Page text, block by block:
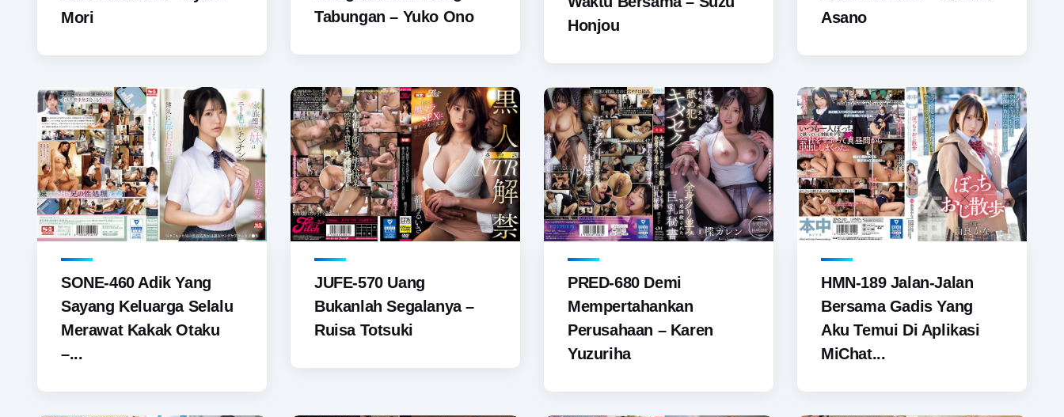
Mori
Tabungan – Yuko Ono
Honjou
Asano
SONE-460 Adik Yang
Sayang Keluarga Selalu
Merawat Kakak Otaku
–...
JUFE-570 Uang
Bukanlah Segalanya –
Ruisa Totsuki
PRED-680 Demi
Mempertahankan
Perusahaan – Karen
Yuzuriha
HMN-189 Jalan-Jalan
Bersama Gadis Yang
Aku Temui Di Aplikasi
MiChat...